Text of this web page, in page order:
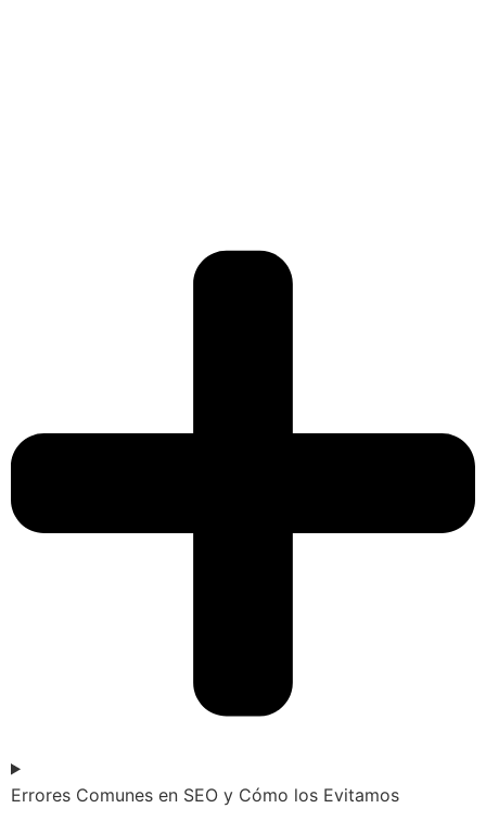
Errores Comunes en SEO y Cómo los Evitamos